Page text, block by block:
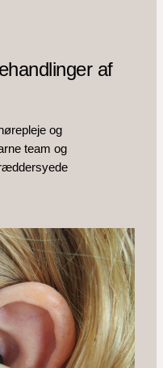
af
og
team og